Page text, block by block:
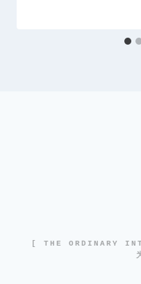
[ THE ORDINARY